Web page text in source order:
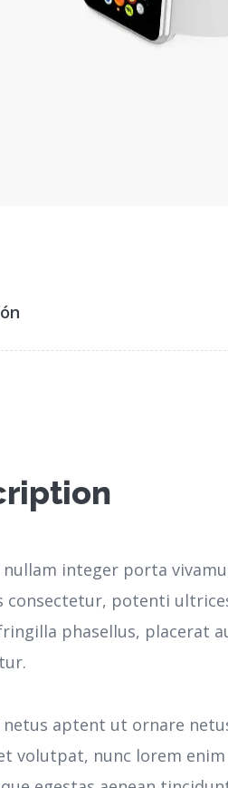
integer porta
consectetur, potenti
phasellus, placerat
netus aptent ut ornare
volutpat, nunc lorem